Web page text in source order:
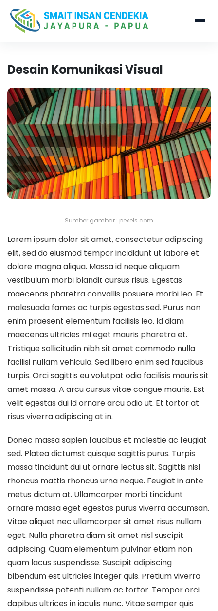
Desain Komunikasi Visual
Sumber gambar : pexels.com
Lorem ipsum dolor sit amet, consectetur adipiscing
elit, sed do eiusmod tempor incididunt ut labore et
dolore magna aliqua. Massa id neque aliquam
vestibulum morbi blandit cursus risus. Egestas
maecenas pharetra convallis posuere morbi leo. Et
malesuada fames ac turpis egestas sed. Purus non
enim praesent elementum facilisis leo. Id diam
maecenas ultricies mi eget mauris pharetra et.
Tristique sollicitudin nibh sit amet commodo nulla
facilisi nullam vehicula. Sed libero enim sed faucibus
turpis. Orci sagittis eu volutpat odio facilisis mauris sit
amet massa. A arcu cursus vitae congue mauris. Est
velit egestas dui id ornare arcu odio ut. Et tortor at
risus viverra adipiscing at in.
Donec massa sapien faucibus et molestie ac feugiat
sed. Platea dictumst quisque sagittis purus. Turpis
massa tincidunt dui ut ornare lectus sit. Sagittis nisl
rhoncus mattis rhoncus urna neque. Feugiat in ante
metus dictum at. Ullamcorper morbi tincidunt
ornare massa eget egestas purus viverra accumsan.
Vitae aliquet nec ullamcorper sit amet risus nullam
eget. Nulla pharetra diam sit amet nisl suscipit
adipiscing. Quam elementum pulvinar etiam non
quam lacus suspendisse. Suscipit adipiscing
bibendum est ultricies integer quis. Pretium viverra
suspendisse potenti nullam ac tortor. Tempor orci
dapibus ultrices in iaculis nunc. Vitae semper quis